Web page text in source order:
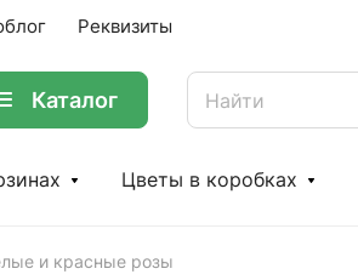
Реквизиты
Каталог
Цветы в коробках
и красные розы